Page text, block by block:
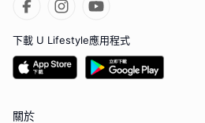
下載 U Lifestyle應用程式
關於